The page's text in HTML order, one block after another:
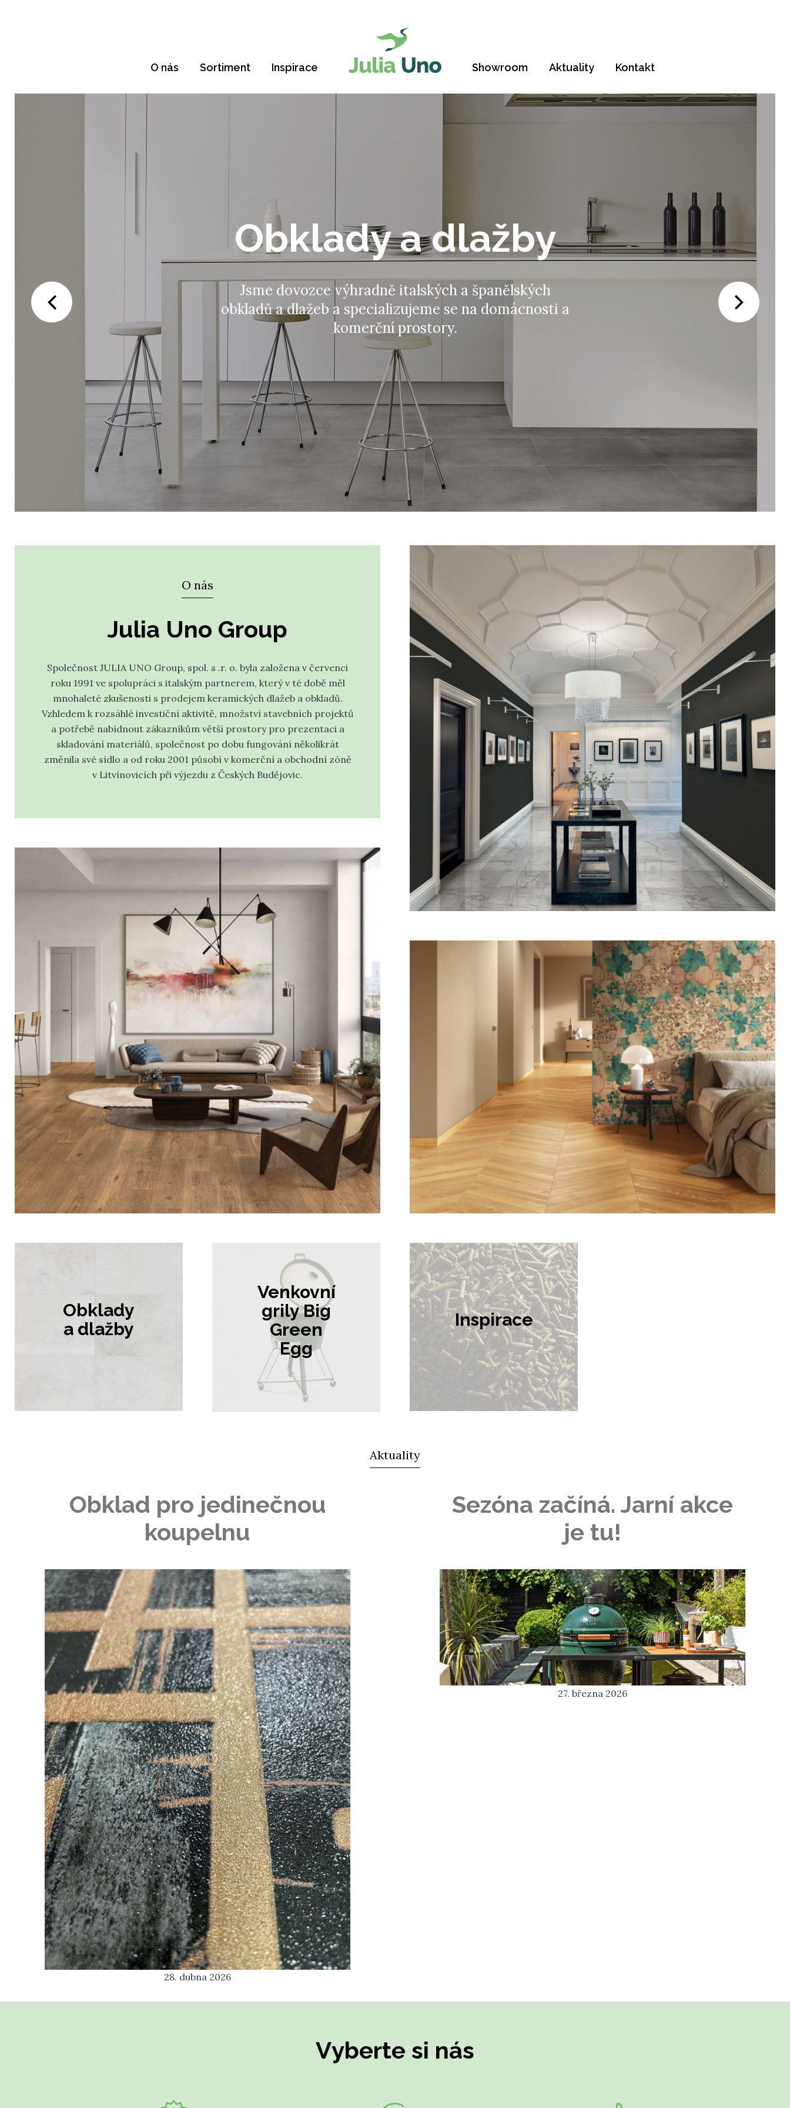
O nás Sortiment Inspirace Showroom Aktuality Kontakt
Obklady a dlažby
Jsme dovozce výhradně italských a španělských
obkladů a dlažeb a specializujeme se na domácnosti a
komerční prostory.
O nás
Julia Uno Group
Společnost JULIA UNO Group, spol. s .r. o. byla založena v červenci
roku 1991 ve spolupráci s italským partnerem, který v té době měl
mnohaleté zkušenosti s prodejem keramických dlažeb a obkladů.
Vzhledem k rozsáhlé investiční aktivitě, množství stavebních projektů
a potřebě nabídnout zákazníkům větší prostory pro prezentaci a
skladování materiálů, společnost po dobu fungování několikrát
změnila své sídlo a od roku 2001 působí v komerční a obchodní zóně
v Litvínovicích při výjezdu z Českých Budějovic.
KEOPE
italský výrobce obkladů a
dlažeb
SAIME
italský výrobce obkladů a
dlažeb
CERDOMUS
italský výrobce obkladů a
dlažeb
Obklady
a dlažby
Venkovní
grily Big
Green
Egg
Inspirace
Aktuality
Obklad pro jedinečnou
koupelnu
28. dubna 2026
Sezóna začíná. Jarní akce
je tu!
27. března 2026
Vyberte si nás